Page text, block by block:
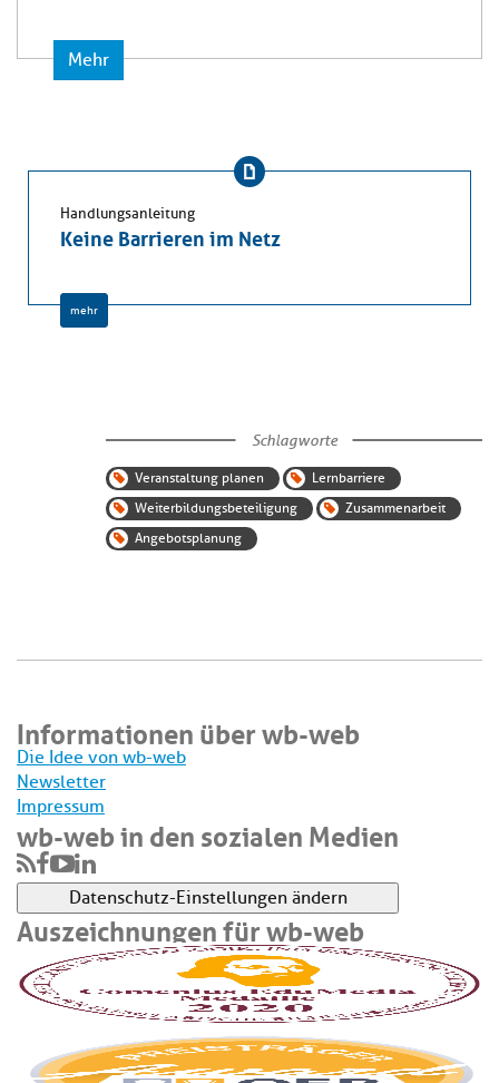
Mehr
Handlungsanleitung
Keine Barrieren im Netz
mehr
Schlagworte
Veranstaltung planen
Lernbarriere
Weiterbildungsbeteiligung
Zusammenarbeit
Angebotsplanung
Informationen über wb-web
Die Idee von wb-web
Newsletter
Impressum
wb-web in den sozialen Medien
Datenschutz-Einstellungen ändern
Auszeichnungen für wb-web